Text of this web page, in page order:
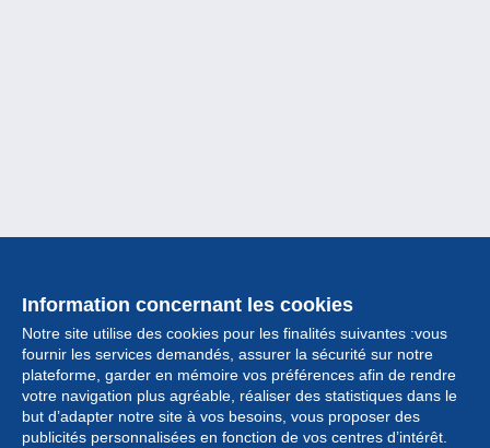
Information concernant les cookies
Notre site utilise des cookies pour les finalités suivantes :vous
fournir les services demandés, assurer la sécurité sur notre
plateforme, garder en mémoire vos préférences afin de rendre
votre navigation plus agréable, réaliser des statistiques dans le
but d’adapter notre site à vos besoins, vous proposer des
publicités personnalisées en fonction de vos centres d’intérêt.
Collection